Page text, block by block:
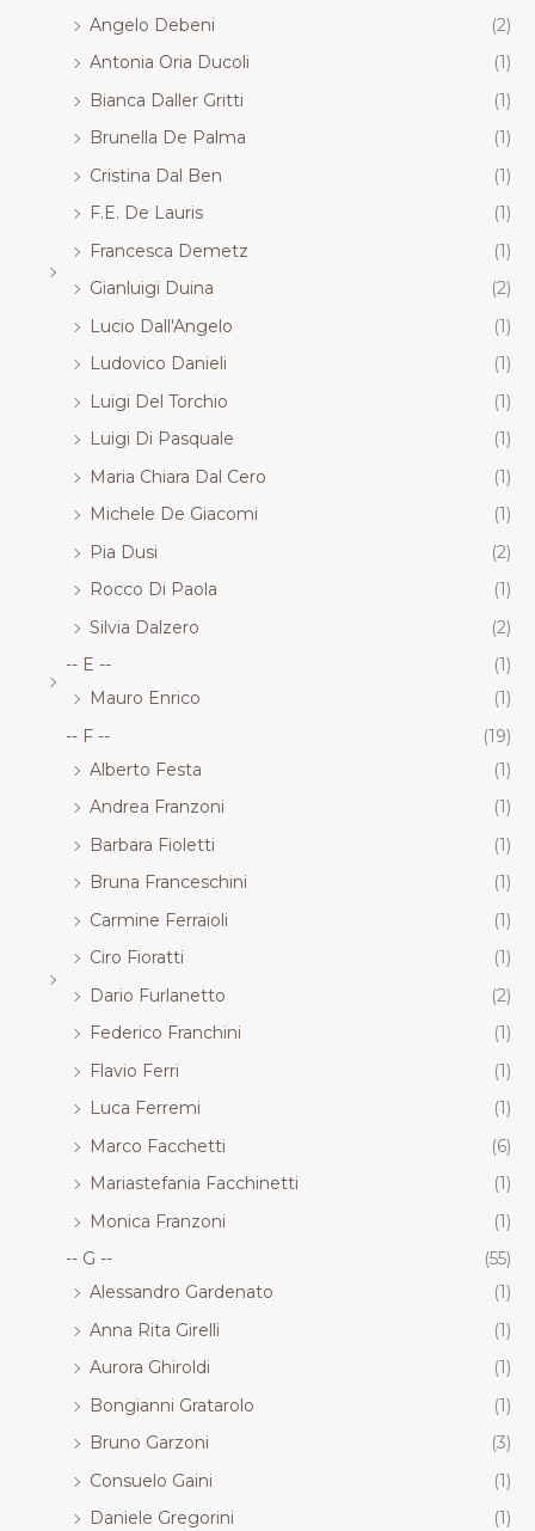
Angelo Debeni
(2)
Antonia Oria Ducoli
(1)
Bianca Daller Gritti
(1)
Brunella De Palma
(1)
Cristina Dal Ben
(1)
F.E. De Lauris
(1)
Francesca Demetz
(1)
Gianluigi Duina
(2)
Lucio Dall'Angelo
(1)
Ludovico Danieli
(1)
Luigi Del Torchio
(1)
Luigi Di Pasquale
(1)
Maria Chiara Dal Cero
(1)
Michele De Giacomi
(1)
Pia Dusi
(2)
Rocco Di Paola
(1)
Silvia Dalzero
(2)
-- E --
(1)
Mauro Enrico
(1)
-- F --
(19)
Alberto Festa
(1)
Andrea Franzoni
(1)
Barbara Fioletti
(1)
Bruna Franceschini
(1)
Carmine Ferraioli
(1)
Ciro Fioratti
(1)
Dario Furlanetto
(2)
Federico Franchini
(1)
Flavio Ferri
(1)
Luca Ferremi
(1)
Marco Facchetti
(6)
Mariastefania Facchinetti
(1)
Monica Franzoni
(1)
-- G --
(55)
Alessandro Gardenato
(1)
Anna Rita Girelli
(1)
Aurora Ghiroldi
(1)
Bongianni Gratarolo
(1)
Bruno Garzoni
(3)
Consuelo Gaini
(1)
Daniele Gregorini
(1)